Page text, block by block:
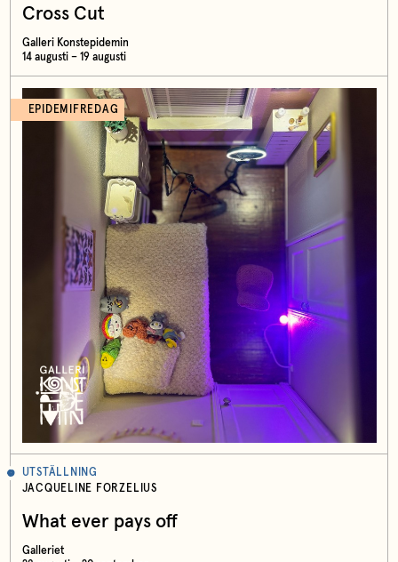
Cross Cut
Galleri Konstepidemin
14 augusti – 19 augusti
EPIDEMIFREDAG
UTSTÄLLNING
JACQUELINE FORZELIUS
What ever pays off
Galleriet